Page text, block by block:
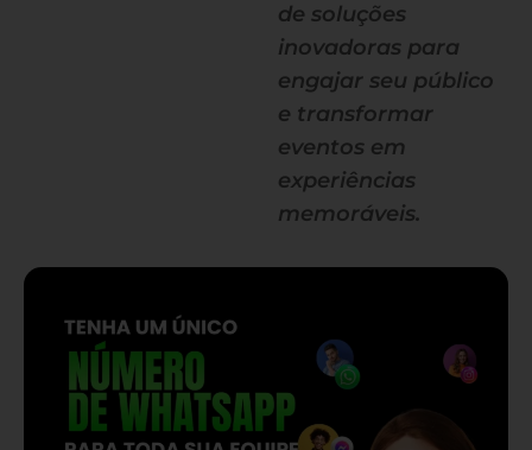
de soluções
inovadoras para
engajar seu público
e transformar
eventos em
experiências
memoráveis.